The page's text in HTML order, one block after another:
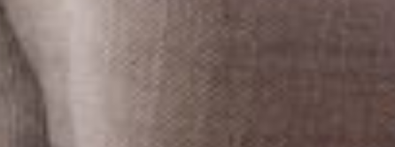
de vie, source de détente, plaisir et
de vie sur la planète. Nous avons
premier jardin labellisé écoresponsable.
même chez vous .